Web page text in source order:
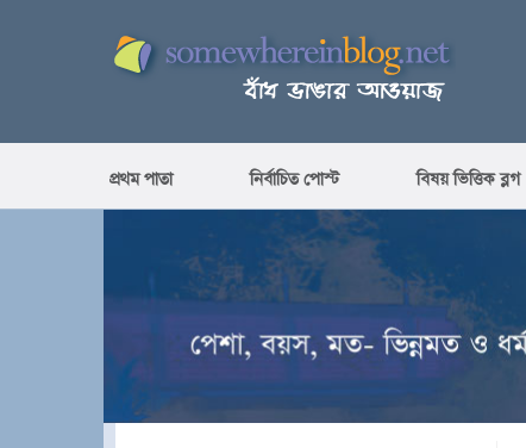
প্রথম পাতা নির্বাচিত পোস্ট বিষয় ভিত্তিক ব্লগ